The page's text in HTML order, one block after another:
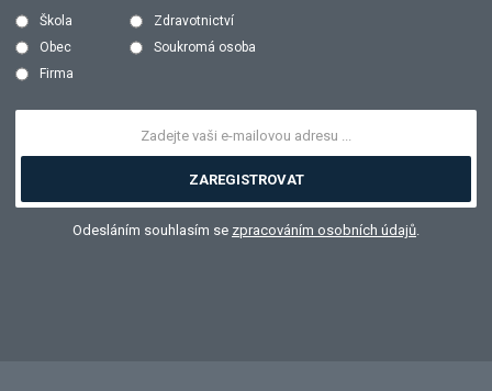
Škola
Zdravotnictví
Obec
Soukromá osoba
Firma
ZAREGISTROVAT
Odesláním souhlasím se zpracováním osobních údajů